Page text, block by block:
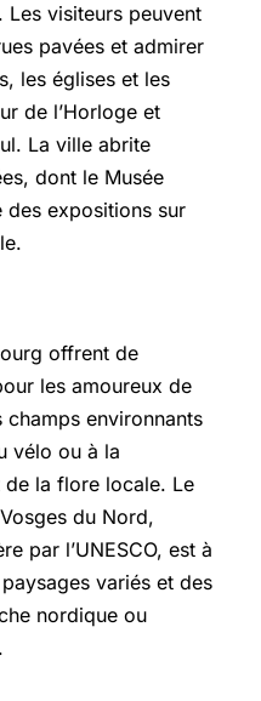
visiteurs peuvent
pavées et admirer
les églises et les
de l’Horloge et
La ville abrite
dont le Musée
expositions sur
offrent de
les amoureux de
environnants
vélo ou à la
la flore locale. Le
du Nord,
par l’UNESCO, est à
variés et des
nordique ou